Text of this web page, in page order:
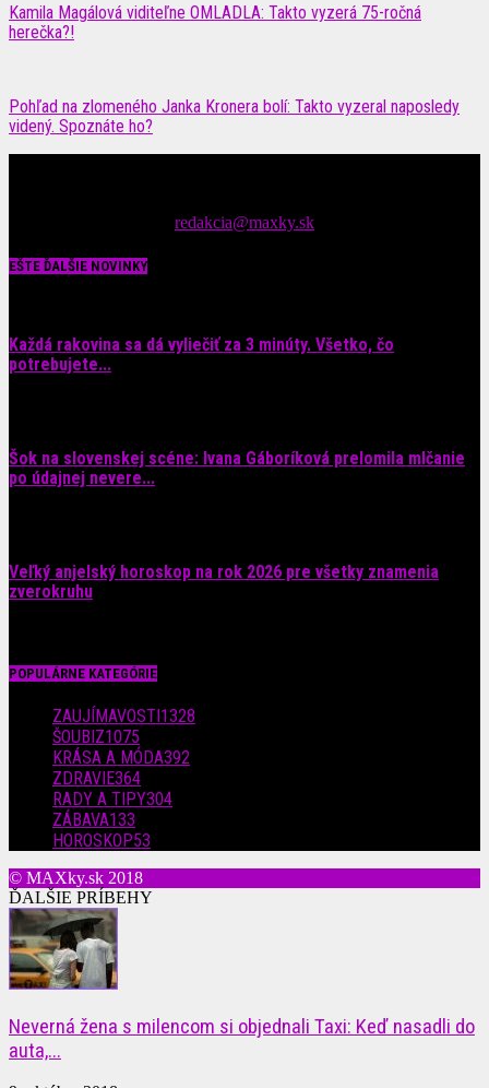
Kamila Magálová viditeľne OMLADLA: Takto vyzerá 75-ročná
herečka?!
Pohľad na zlomeného Janka Kronera bolí: Takto vyzeral naposledy
videný. Spoznáte ho?
redakcia@maxky.sk
EŠTE ĎALŠIE NOVINKY
Každá rakovina sa dá vyliečiť za 3 minúty. Všetko, čo
potrebujete...
Šok na slovenskej scéne: Ivana Gáboríková prelomila mlčanie
po údajnej nevere...
Veľký anjelský horoskop na rok 2026 pre všetky znamenia
zverokruhu
POPULÁRNE KATEGÓRIE
ZAUJÍMAVOSTI1328
ŠOUBIZ1075
KRÁSA A MÓDA392
ZDRAVIE364
RADY A TIPY304
ZÁBAVA133
HOROSKOP53
© MAXky.sk 2018
ĎALŠIE PRÍBEHY
Neverná žena s milencom si objednali Taxi: Keď nasadli do
auta,...